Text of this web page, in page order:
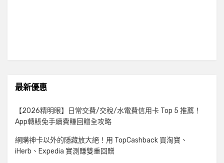
最新優惠
【2026精明眼】日常交費/交稅/水電費信用卡 Top 5 推薦！
App轉賬免手續費賺回贈全攻略
網購神卡以外的隱藏放大絕！用 TopCashback 買淘寶、
iHerb、Expedia 實測賺雙重回贈